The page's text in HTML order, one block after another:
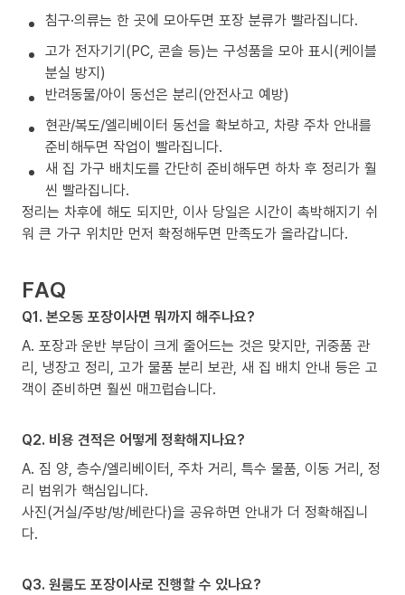
침구·의류는 한 곳에 모아두면 포장 분류가 빨라집니다.
고가 전자기기(PC, 콘솔 등)는 구성품을 모아 표시(케이블
분실 방지)
반려동물/아이 동선은 분리(안전사고 예방)
현관/복도/엘리베이터 동선을 확보하고, 차량 주차 안내를
준비해두면 작업이 빨라집니다.
새 집 가구 배치도를 간단히 준비해두면 하차 후 정리가 훨
씬 빨라집니다.
정리는 차후에 해도 되지만, 이사 당일은 시간이 촉박해지기 쉬
워 큰 가구 위치만 먼저 확정해두면 만족도가 올라갑니다.
FAQ
Q1. 본오동 포장이사면 뭐까지 해주나요?
A. 포장과 운반 부담이 크게 줄어드는 것은 맞지만, 귀중품 관
리, 냉장고 정리, 고가 물품 분리 보관, 새 집 배치 안내 등은 고
객이 준비하면 훨씬 매끄럽습니다.
Q2. 비용 견적은 어떻게 정확해지나요?
A. 짐 양, 층수/엘리베이터, 주차 거리, 특수 물품, 이동 거리, 정
리 범위가 핵심입니다.
사진(거실/주방/방/베란다)을 공유하면 안내가 더 정확해집니
다.
Q3. 원룸도 포장이사로 진행할 수 있나요?